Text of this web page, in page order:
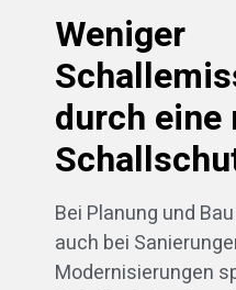
Weniger
durch eine
Bei Planung und
auch bei
Modernisierungen